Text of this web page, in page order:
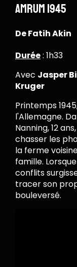
Amrum 1945
De Fatih Akin
Durée: 1h33
Avec Jasper
Kruger
Printemps
l'Allemagne.
Nanning, 12
chasser les
la ferme
famille.
conflits
tracer son
bouleversé.